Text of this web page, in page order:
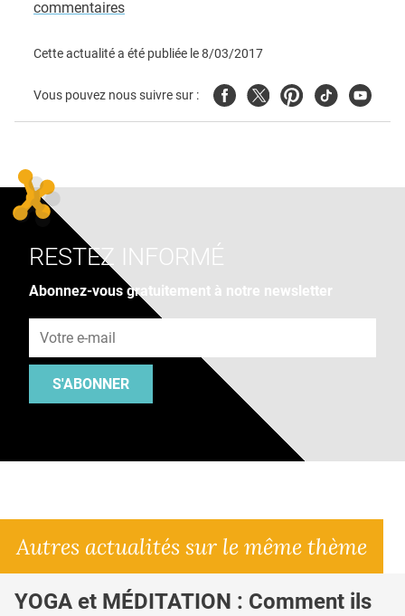
commentaires
Cette actualité a été publiée le8/03/2017
Vous pouvez nous suivre sur : FacebookTwitterPinterest
TiktokYoutube
RESTEZ INFORMÉ
Abonnez-vous gratuitement à notre newsletter
S'ABONNER
Autres actualités sur le même thème
YOGA et MÉDITATION : Comment ils